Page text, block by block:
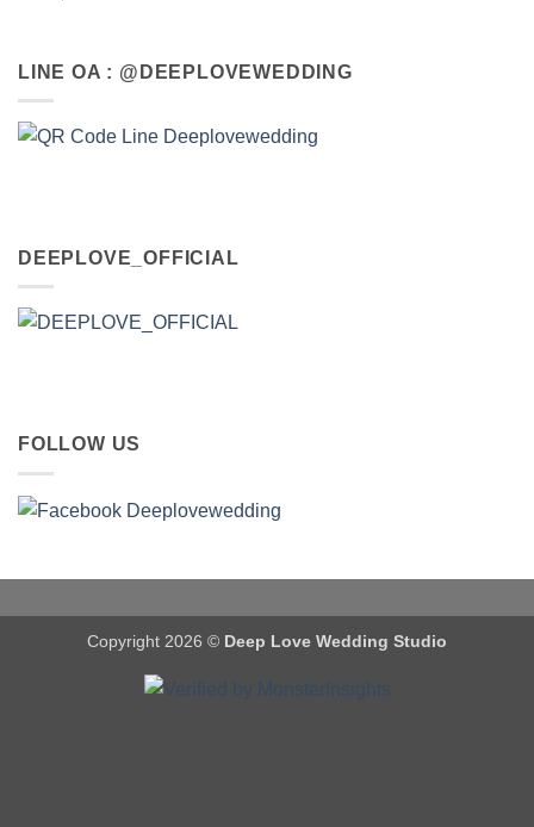
LINE OA : @DEEPLOVEWEDDING
DEEPLOVE_OFFICIAL
FOLLOW US
Copyright 2026 © Deep Love Wedding Studio